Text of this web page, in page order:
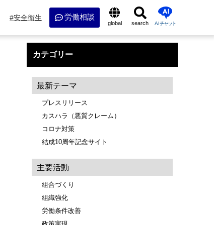
安全衛生 労働相談
global search AIチャット
カテゴリー
最新テーマ
プレスリリース
カスハラ（悪質クレーム）
コロナ対策
結成10周年記念サイト
主要活動
組合づくり
組織強化
労働条件改善